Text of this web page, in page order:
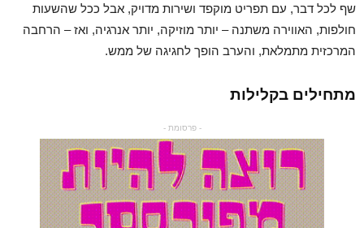
שף לכל דבר, עם תפריט מוקפד ושירות מדויק, אבל ככל שהשעות
חולפות, האווירה משתנה – יותר מוזיקה, יותר אנרגיה, ואז – הרחבה
המרכזית מתמלאת, והערב הופך לחגיגה של ממש.
מתחילים בקלילות
- פרסומת -